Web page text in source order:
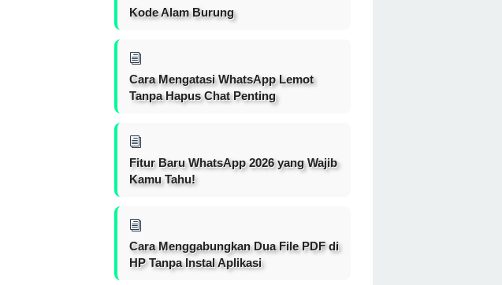
Kode Alam Burung
Cara Mengatasi WhatsApp Lemot
Tanpa Hapus Chat Penting
Fitur Baru WhatsApp 2026 yang Wajib
Kamu Tahu!
Cara Menggabungkan Dua File PDF di
HP Tanpa Instal Aplikasi